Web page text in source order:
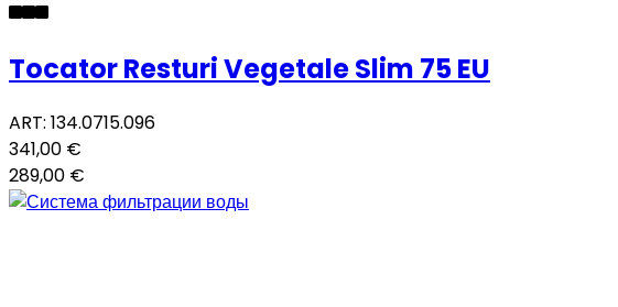
Tocator Resturi Vegetale Slim 75 EU
ART: 134.0715.096
341,00 €
289,00 €